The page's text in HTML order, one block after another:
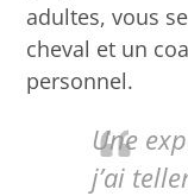
adultes, vous
cheval et un
personnel.
Une
j’ai